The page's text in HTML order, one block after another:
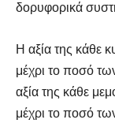
δορυφορικά
Η αξία της κάθε
μέχρι το ποσό
αξία της κάθε
μέχρι το ποσό